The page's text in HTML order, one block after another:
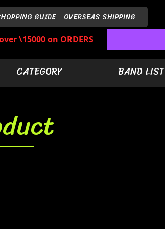
GUIDE OVERSEAS SHIPPING
\15000 on ORDERS
CATEGORY BAND LIST